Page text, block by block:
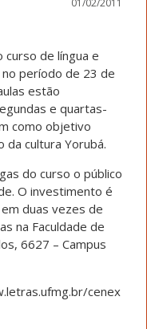
curso de língua e
período de 23 de
estão
e quartas-
como objetivo
da cultura Yorubá.
do curso o público
O investimento é
duas vezes de
na Faculdade de
6627 – Campus
cenex